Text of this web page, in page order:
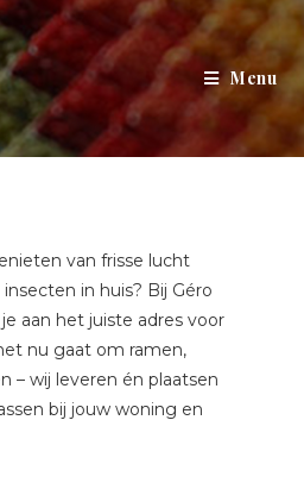
Menu
van frisse lucht
in huis? Bij Géro
aan het juiste adres voor
nu gaat om ramen,
– wij leveren én plaatsen
bij jouw woning en